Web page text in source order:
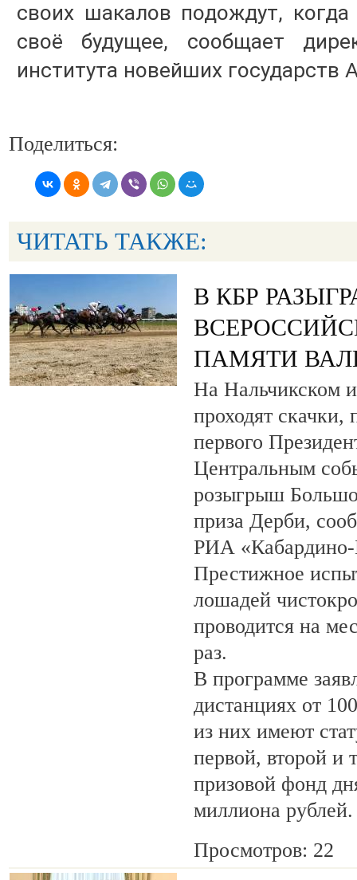
своих шакалов подождут,
своё будущее, сообщает
института новейших государств
Поделиться:
ЧИТАТЬ ТАКЖЕ:
В КБР
ПАМЯТИ
На Нальчикском
проходят
первого
Центральным
розыгрыш
приза Дерби,
РИА «Кабардино-
Престижное
лошадей
проводится на
раз.
В программе
дистанциях от
из них имеют
первой, второй и
призовой фонд
миллиона рублей.
Просмотров: 22